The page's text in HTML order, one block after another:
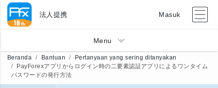
法人提携 Masuk
Menu
Beranda Bantuan
Pertanyaan yang sering ditanyakan
PayForexアプリからログイン時の二要素認証アプリによるワンタイム
パスワードの発行方法